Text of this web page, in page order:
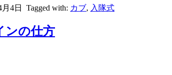
4日 Tagged with: カブ, 入隊式
ンの仕方